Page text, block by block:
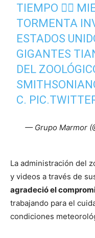
TIEMPO 😶‍🌫️
TORMENTA
ESTADOS
GIGANTES
DEL
C.
— Grupo Marmor
La administración del
y videos a través de
agradeció el
trabajando para el
condiciones